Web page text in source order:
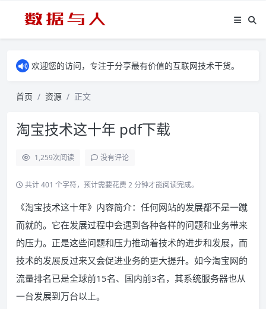
欢迎您的访问，专注于分享最有价值的互联网技术干货。
首页 资源 正文
淘宝技术这十年 pdf下载
1,259次阅读 没有评论
共计 401 个字符，预计需要花费 2 分钟才能阅读完成。
《淘宝技术这十年》内容简介：任何网站的发展都不是一蹴
而就的。它在发展过程中会遇到各种各样的问题和业务带来
的压力。正是这些问题和压力推动着技术的进步和发展，而
技术的发展反过来又会促进业务的更大提升。如今淘宝网的
流量排名已是全球前15名、国内前3名，其系统服务器也从
一台发展到万台以上。